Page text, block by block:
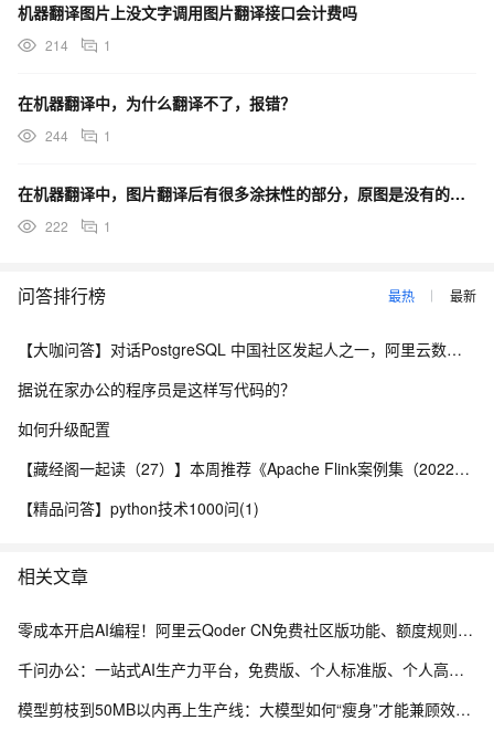
机器翻译图片上没文字调用图片翻译接口会计费吗
214 1
在机器翻译中，为什么翻译不了，报错？
244 1
在机器翻译中，图片翻译后有很多涂抹性的部分，原图是没有的，这个case能帮忙看下吗？
222 1
问答排行榜 最热 最新
【大咖问答】对话PostgreSQL 中国社区发起人之一，阿里云数据库高级专家 德哥
据说在家办公的程序员是这样写代码的？
如何升级配置
【藏经阁一起读（27）】本周推荐《Apache Flink案例集（2022版）》，你有哪些心得？
【精品问答】python技术1000问(1)
相关文章
零成本开启AI编程！阿里云Qoder CN免费社区版功能、额度规则全解析
千问办公：一站式AI生产力平台，免费版、个人标准版、个人高级版配置价格，新用户注册送2000积分
模型剪枝到50MB以内再上生产线：大模型如何“瘦身”才能兼顾效果与成本